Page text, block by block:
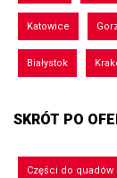
Katowice
Białystok
SKRÓT PO
Części do quadów